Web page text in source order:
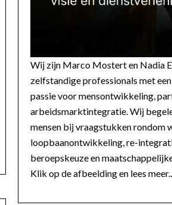
Wij zijn Marco Mostert en Nadia
zelfstandige professionals met
passie voor mensontwikkeling,
arbeidsmarktintegratie. Wij
mensen bij vraagstukken rondom
loopbaanontwikkeling, re-
beroepskeuze en
Klik op de afbeelding en lees